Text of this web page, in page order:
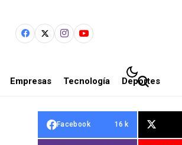
Empresas Tecnología Deportes
Facebook 16 k